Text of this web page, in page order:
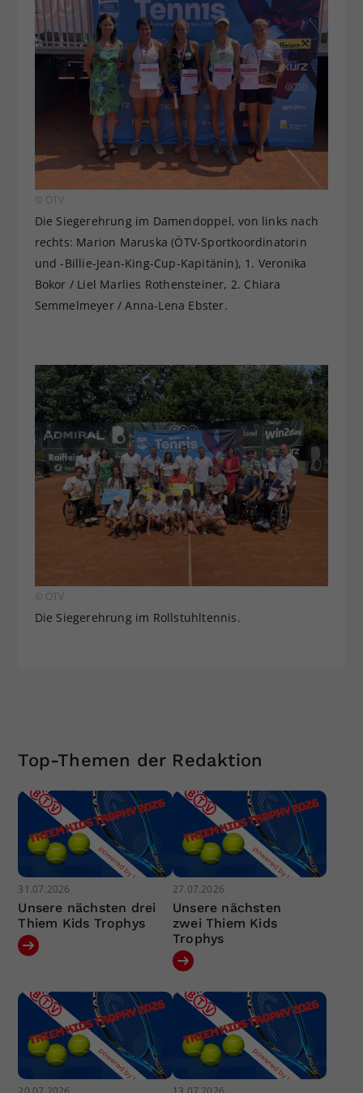
© ÖTV
Die Siegerehrung im Damendoppel, von links nach
rechts: Marion Maruska (ÖTV-Sportkoordinatorin
und -Billie-Jean-King-Cup-Kapitänin), 1. Veronika
Bokor / Liel Marlies Rothensteiner, 2. Chiara
Semmelmeyer / Anna-Lena Ebster.
© ÖTV
Die Siegerehrung im Rollstuhltennis.
Top-Themen der Redaktion
31.07.2026
Unsere nächsten drei
Thiem Kids Trophys
27.07.2026
Unsere nächsten
zwei Thiem Kids
Trophys